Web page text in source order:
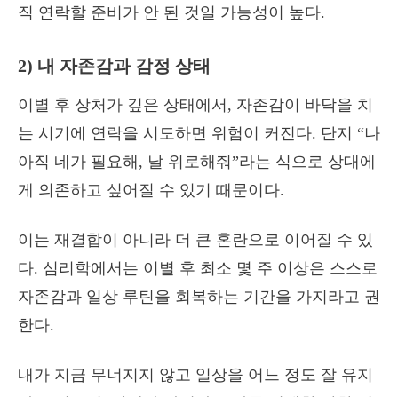
직 연락할 준비가 안 된 것일 가능성이 높다.
2) 내 자존감과 감정 상태
이별 후 상처가 깊은 상태에서, 자존감이 바닥을 치
는 시기에 연락을 시도하면 위험이 커진다. 단지 “나
아직 네가 필요해, 날 위로해줘”라는 식으로 상대에
게 의존하고 싶어질 수 있기 때문이다.
이는 재결합이 아니라 더 큰 혼란으로 이어질 수 있
다. 심리학에서는 이별 후 최소 몇 주 이상은 스스로
자존감과 일상 루틴을 회복하는 기간을 가지라고 권
한다.
내가 지금 무너지지 않고 일상을 어느 정도 잘 유지